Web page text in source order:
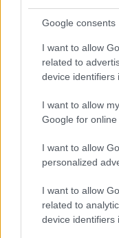
Google consents
I want to allow
related to
device identifiers
I want to allow
Google for
I want to allow
personalized
I want to allow
related to
device identifiers
Continue lendo